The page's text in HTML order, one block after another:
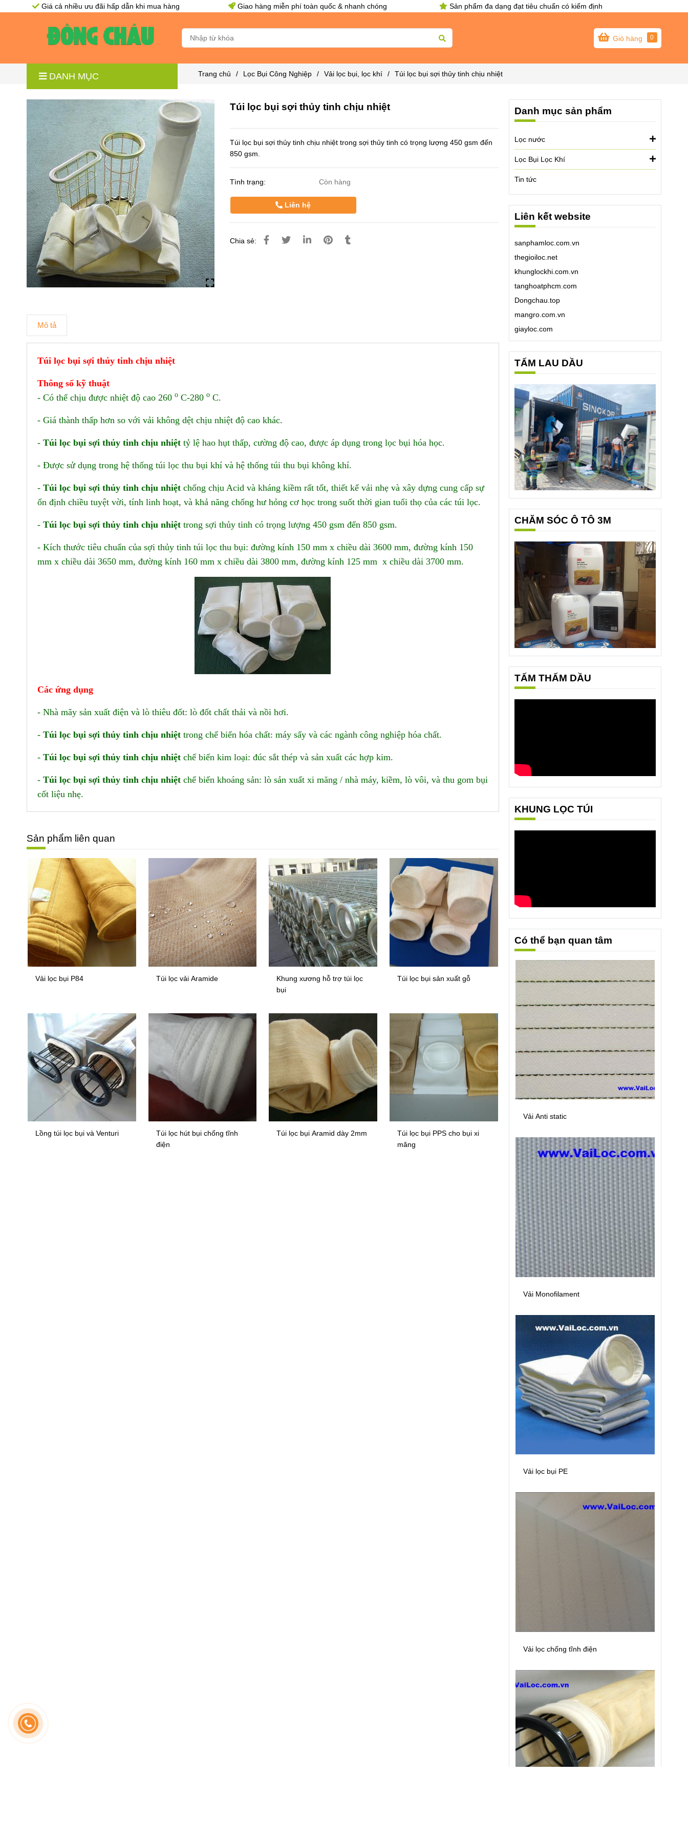
Giá cả nhiều ưu đãi hấp dẫn khi mua hàng Giao hàng miễn phí toàn quốc & nhanh chóng Sản phẩm đa dạng đạt tiêu chuẩn có kiểm định
Giỏ hàng 0
DANH MỤC Trang chủ / Lọc Bụi Công Nghiệp / Vải lọc bụi, lọc khí / Túi lọc bụi sợi thủy tinh chịu nhiệt
Túi lọc bụi sợi thủy tinh chịu nhiệt
Túi lọc bụi sợi thủy tinh chịu nhiệt trong sợi thủy tinh có trọng lượng 450 gsm đến
850 gsm.
Tình trạng: Còn hàng
Liên hệ
Chia sẻ:
Mô tả
Túi lọc bụi sợi thủy tinh chịu nhiệt
Thông số kỹ thuật
- Có thể chịu được nhiệt độ cao 260 o C-280 o C.
- Giá thành thấp hơn so với vải không dệt chịu nhiệt độ cao khác.
- Túi lọc bụi sợi thủy tinh chịu nhiệt tỷ lệ hao hụt thấp, cường độ cao, được áp dụng trong lọc bụi hóa học.
- Được sử dụng trong hệ thống túi lọc thu bụi khí và hệ thống túi thu bụi không khí.
- Túi lọc bụi sợi thủy tinh chịu nhiệt chống chịu Acid và kháng kiềm rất tốt, thiết kế vải nhẹ và xây dựng cung cấp sự
ổn định chiều tuyệt vời, tính linh hoạt, và khả năng chống hư hỏng cơ học trong suốt thời gian tuổi thọ của các túi lọc.
- Túi lọc bụi sợi thủy tinh chịu nhiệt trong sợi thủy tinh có trọng lượng 450 gsm đến 850 gsm.
- Kích thước tiêu chuẩn của sợi thủy tinh túi lọc thu bụi: đường kính 150 mm x chiều dài 3600 mm, đường kính 150
mm x chiều dài 3650 mm, đường kính 160 mm x chiều dài 3800 mm, đường kính 125 mm x chiều dài 3700 mm.
Các ứng dụng
- Nhà mãy sản xuất điện và lò thiêu đốt: lò đốt chất thải và nồi hơi.
- Túi lọc bụi sợi thủy tinh chịu nhiệt trong chế biến hóa chất: máy sấy và các ngành công nghiệp hóa chất.
- Túi lọc bụi sợi thủy tinh chịu nhiệt chế biến kim loại: đúc sắt thép và sản xuất các hợp kim.
- Túi lọc bụi sợi thủy tinh chịu nhiệt chế biến khoáng sản: lò sản xuất xi măng / nhà máy, kiềm, lò vôi, và thu gom bụi
cốt liệu nhẹ.
Sản phẩm liên quan
Vải lọc bụi P84 Túi lọc vải Aramide
Khung xương hỗ trợ túi lọc
bụi
Túi lọc bụi sản xuất gỗ
Lồng túi lọc bụi và Venturi
Túi lọc hút bụi chống tĩnh
điện
Túi lọc bụi Aramid dày 2mm
Túi lọc bụi PPS cho bụi xi
măng
Danh mục sản phẩm
Lọc nước
Lọc Bụi Lọc Khí
Tin tức
Liên kết website
sanphamloc.com.vn
thegioiloc.net
khunglockhi.com.vn
tanghoatphcm.com
Dongchau.top
mangro.com.vn
giayloc.com
TẤM LAU DẦU
CHĂM SÓC Ô TÔ 3M
TẤM THẤM DẦU
KHUNG LỌC TÚI
Có thể bạn quan tâm
Vải Anti static
Vải Monofilament
Vải lọc bụi PE
Vải lọc chống tĩnh điện